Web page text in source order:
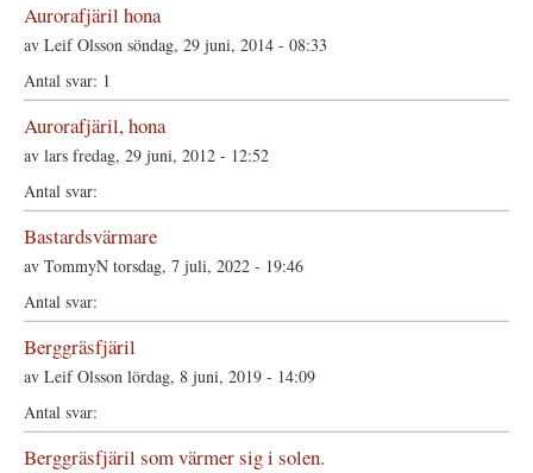
Aurorafjäril hona
av Leif Olsson söndag, 29 juni, 2014 - 08:33
1
Aurorafjäril, hona
av lars fredag, 29 juni, 2012 - 12:52
Bastardsvärmare
av TommyN torsdag, 7 juli, 2022 - 19:46
Berggräsfjäril
av Leif Olsson lördag, 8 juni, 2019 - 14:09
Berggräsfjäril som värmer sig i solen.